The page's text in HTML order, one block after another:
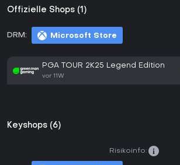
Offizielle Shops (1)
DRM: Microsoft Store
PGA TOUR 2K25 Legend Edition
vor 11W
Keyshops (6)
Risikoinfo: